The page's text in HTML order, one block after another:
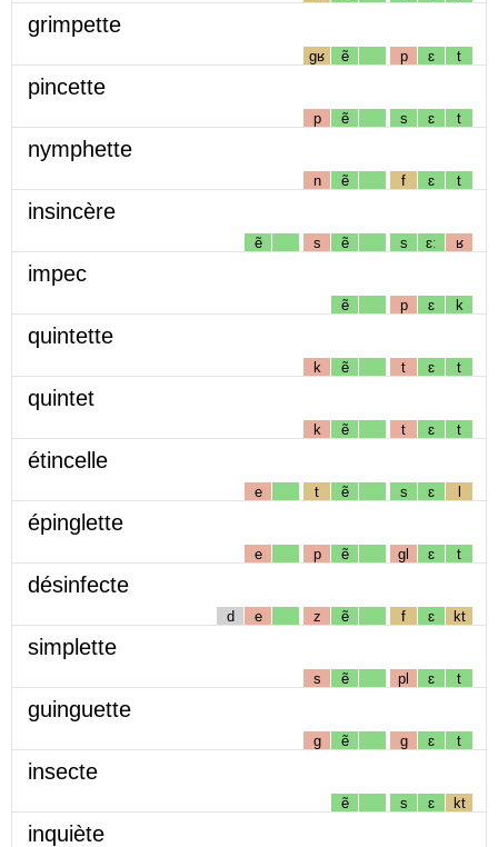
grimpette
gʁ ẽ p ɛ t
pincette
p ẽ s ɛ t
nymphette
n ẽ f ɛ t
insincère
ẽ s ẽ s ɛː ʁ
impec
ẽ p ɛ k
quintette
k ẽ t ɛ t
quintet
k ẽ t ɛ t
étincelle
e t ẽ s ɛ l
épinglette
e p ẽ gl ɛ t
désinfecte
d e z ẽ f ɛ kt
simplette
s ẽ pl ɛ t
guinguette
g ẽ g ɛ t
insecte
ẽ s ɛ kt
inquiète